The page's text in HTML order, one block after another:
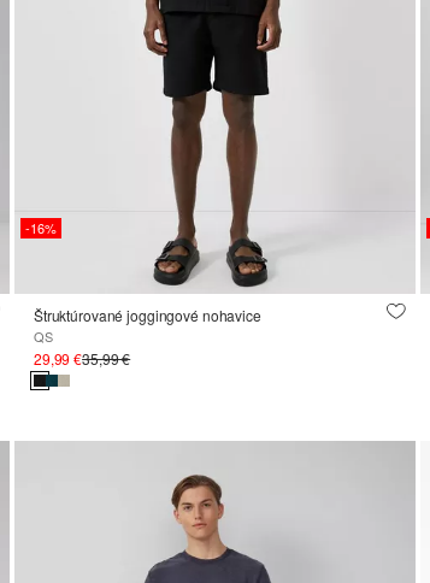
-16%
Štruktúrované joggingové nohavice
QS
29,99 €35,99 €